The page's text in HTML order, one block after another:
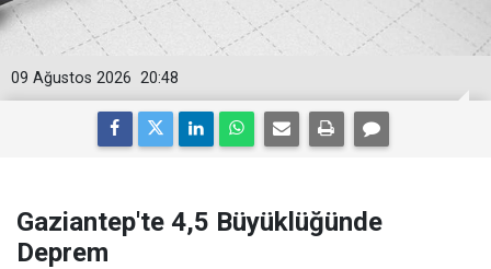
20:48
09 Ağustos 2026
Gaziantep'te 4,5 Büyüklüğünde
Deprem